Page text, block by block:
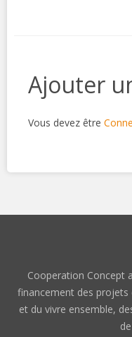
Ajouter
Vous devez être
Cooperation Concept
financement des projets
et du vivre ensemble,